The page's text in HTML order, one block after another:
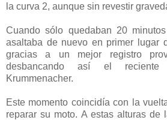
la curva 2, aunque sin revestir
Cuando sólo quedaban 20
asaltaba de nuevo en primer lugar
gracias a un mejor registro
desbancando así el
Krummenacher.
Este momento coincidía con la
reparar su moto. A estas alturas de